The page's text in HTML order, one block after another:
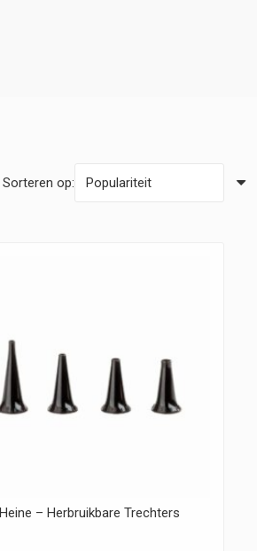
Sorteren op:
Heine – Herbruikbare Trechters